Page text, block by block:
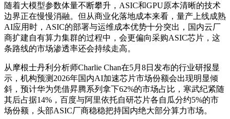
随着大模型参数体量不断攀升，ASIC和GPU原本清晰的技术
边界正在慢慢消融。但从商业化落地成本来看，量产上线成熟
AI应用时，ASIC的部署与运维成本优势十分突出，国内云厂
商扩建自有算力集群的过程中，会更偏向采购ASIC芯片，这
条路线的市场渗透率还会持续走高。
从摩根士丹利分析师Charlie Chan在5月8日发布的行业研报显
示，机构预测2026年国内AI加速芯片市场份额会出现明显倾
斜，预计华为凭借昇腾系列拿下62%的市场占比，寒武纪紧随
其后占据14%，百度与阿里依托自研芯片各自瓜分约5%的市
场份额，头部ASIC厂商稳稳把持国内绝大部分算力市场。